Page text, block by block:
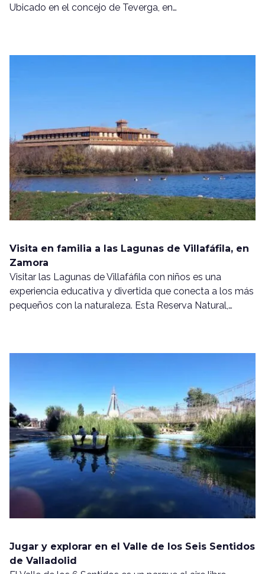
Ubicado en el concejo de Teverga, en…
Visita en familia a las Lagunas de Villafáfila, en
Zamora
Visitar las Lagunas de Villafáfila con niños es una
experiencia educativa y divertida que conecta a los más
pequeños con la naturaleza. Esta Reserva Natural,…
Jugar y explorar en el Valle de los Seis Sentidos
de Valladolid